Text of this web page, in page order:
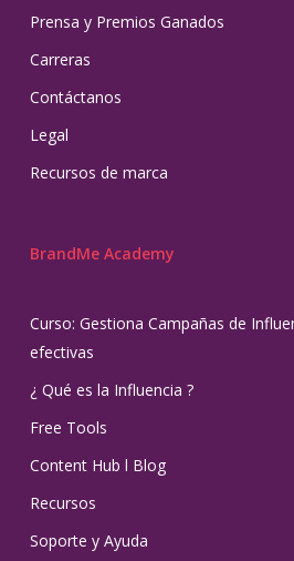
Prensa y Premios Ganados
Carreras
Contáctanos
Legal
Recursos de marca
BrandMe Academy
Curso: Gestiona Campañas de
efectivas
¿ Qué es la Influencia ?
Free Tools
Content Hub l Blog
Recursos
Soporte y Ayuda